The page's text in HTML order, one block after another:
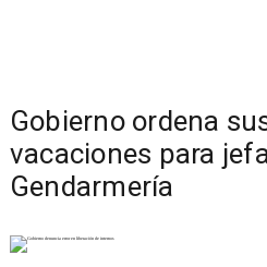
Gobierno ordena
vacaciones para
Gendarmería